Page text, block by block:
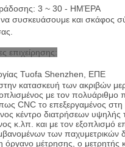
3 ~ 30 - ΗΜΈΡΑ
συσκευάσουμε και σκάφος
επιχείρησης:
Tuofa Shenzhen, ΕΠΕ
στην κατασκευή των ακριβών
με τον πολυάριθμο
CNC το επεξεργαμένος στη
κέντρο διατρήσεων υψηλής
κ.λπ. και με τον εξοπλισμό
των παχυμετρικών
όργανο μέτρησης, ο